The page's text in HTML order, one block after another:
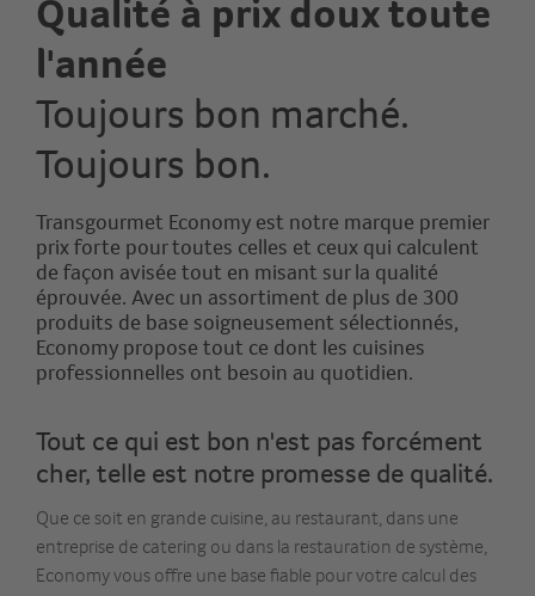
Qualité à prix doux toute
l'année
Toujours bon marché.
Toujours bon.
Transgourmet Economy est notre marque premier
prix forte pour toutes celles et ceux qui calculent
de façon avisée tout en misant sur la qualité
éprouvée. Avec un assortiment de plus de 300
produits de base soigneusement sélectionnés,
Economy propose tout ce dont les cuisines
professionnelles ont besoin au quotidien.
Tout ce qui est bon n'est pas forcément
cher, telle est notre promesse de qualité.
Que ce soit en grande cuisine, au restaurant, dans une
entreprise de catering ou dans la restauration de système,
Economy vous offre une base fiable pour votre calcul des